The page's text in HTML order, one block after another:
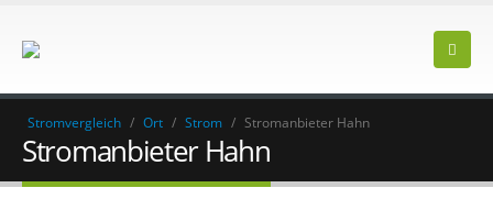
Stromvergleich / Ort / Strom / Stromanbieter Hahn
Stromanbieter Hahn